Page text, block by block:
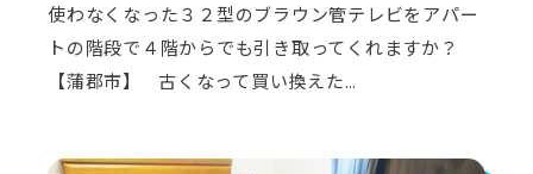
使わなくなった３２型のブラウン管テレビをアパー
トの階段で４階からでも引き取ってくれますか？
【蒲郡市】 古くなって買い換えた…